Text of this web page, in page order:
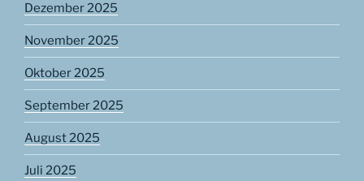
Dezember 2025
November 2025
Oktober 2025
September 2025
August 2025
Juli 2025